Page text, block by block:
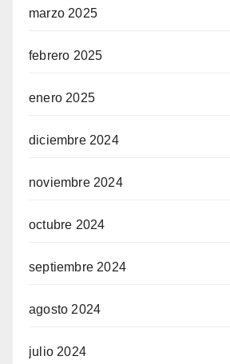
marzo 2025
febrero 2025
enero 2025
diciembre 2024
noviembre 2024
octubre 2024
septiembre 2024
agosto 2024
julio 2024